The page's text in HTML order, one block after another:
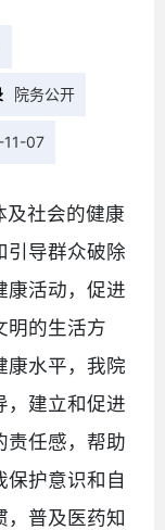
院务公开
07
及社会的健康
引导群众破除
康活动，促进
明的生活方
康水平，我院
，建立和促进
责任感，帮助
保护意识和自
，普及医药知